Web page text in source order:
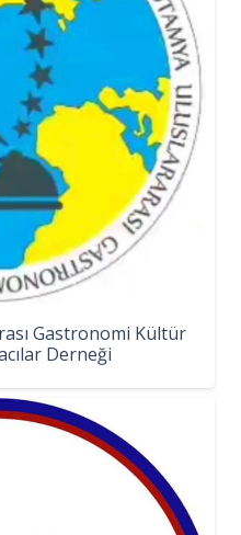
Gastronomi Kültür
Derneği